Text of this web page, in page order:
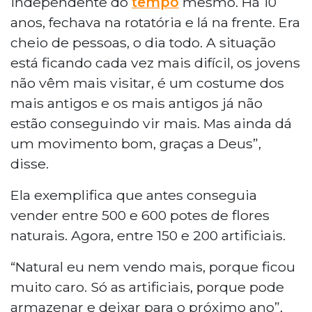
anos, fechava na rotatória e lá na frente. Era
cheio de pessoas, o dia todo. A situação
está ficando cada vez mais difícil, os jovens
não vêm mais visitar, é um costume dos
mais antigos e os mais antigos já não
estão conseguindo vir mais. Mas ainda dá
um movimento bom, graças a Deus”,
disse.
Ela exemplifica que antes conseguia
vender entre 500 e 600 potes de flores
naturais. Agora, entre 150 e 200 artificiais.
“Natural eu nem vendo mais, porque ficou
muito caro. Só as artificiais, porque pode
armazenar e deixar para o próximo ano”,